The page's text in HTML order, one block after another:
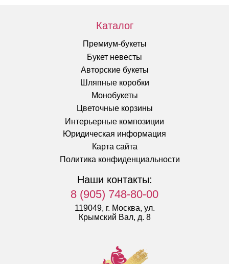
Каталог
Премиум-букеты
Букет невесты
Авторские букеты
Шляпные коробки
Монобукеты
Цветочные корзины
Наши контакты:
8 (905) 748-80-00
119049, г. Москва, ул.
Крымский Вал, д. 8
Интерьерные композиции
Политика конфиденциальности
Юридическая информация
Карта сайта